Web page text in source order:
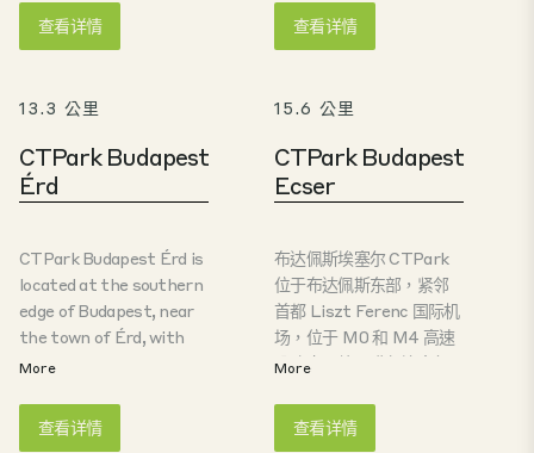
物业毗邻匈牙利首都，距
离布达佩斯市中心仅 20 公
目，建筑面积 120,000 平
方米，是物流和生产公司
的理想场所。
查看详情
路仅 7 公里，距布达佩斯
国际机场仅几分钟车程。
评估体系 "使用中 "类 "杰出
"评级的建筑，以及另外两
座获得 "优秀 "评级的工业
仓库。 布达佩斯 CTPark
忙的交通线路上，建筑面
积超过 80,000 平方米，
是物流和生产企业的理想
选择。
查看详情
13.3 公里
CTPark Budapest
Érd
CTPark Budapest Érd is
located at the southern
edge of Budapest, near
the town of Érd, with
direct access to the M6
connectivity to the M0
ring road. Just 25 km
More
查看详情
15.6 公里
CTPark Budapest
Ecser
布达佩斯埃塞尔 CTPark
位于布达佩斯东部，紧邻
首都 Liszt Ferenc 国际机
场，位于 M0 和 M4 高速
公路交界处，毗邻埃塞尔
置，该地区被认为是一个
重要的国内和国际枢纽。
More
查看详情